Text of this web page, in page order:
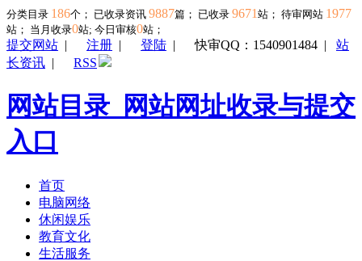
分类目录 186个； 已收录资讯 9887篇； 已收录 9671 站； 待审网站 1977
站； 当月收录0站; 今日审核0站；
提交网站 | 注册 | 登陆 |快审QQ：1540901484 | 站
长资讯 | RSS
网站目录_网站网址收录与提交
入口
首页
电脑网络
休闲娱乐
教育文化
生活服务